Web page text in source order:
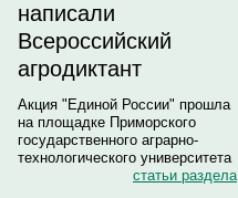
написали
Всероссийский
агродиктант
Акция "Единой России" прошла
на площадке Приморского
государственного аграрно-
технологического университета
статьи раздела